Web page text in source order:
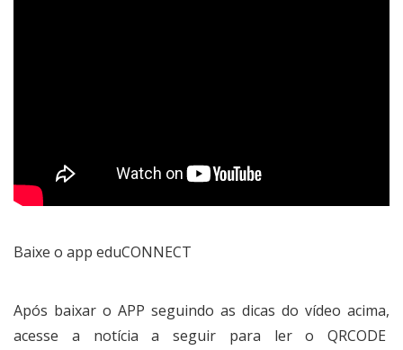
Baixe o app eduCONNECT
Após baixar o APP seguindo as dicas do vídeo acima,
acesse a notícia a seguir para ler o QRCODE